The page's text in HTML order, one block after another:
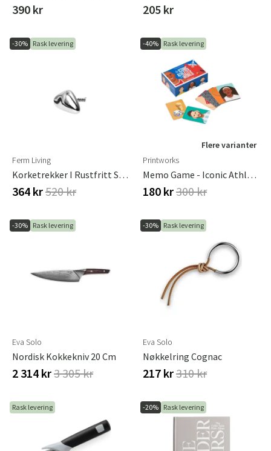
390 kr 205 kr
-30% Rask levering
Ferm Living
Korketrekker I Rustfritt Stål Orevo
364 kr520 kr
-40% Rask levering
Flere varianter
Printworks
Memo Game - Iconic Athletes
180 kr300 kr
-30% Rask levering
Eva Solo
Nordisk Kokkekniv 20 Cm
2 314 kr3 305 kr
-30% Rask levering
Eva Solo
Nøkkelring Cognac
217 kr310 kr
Rask levering -20% Rask levering